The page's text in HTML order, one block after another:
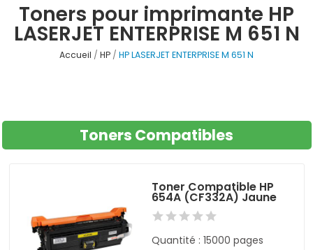
Toners pour imprimante HP
LASERJET ENTERPRISE M 651 N
Accueil HP HP LASERJET ENTERPRISE M 651 N
Toners Compatibles
Toner Compatible HP
654A (CF332A) Jaune
Quantité : 15000 pages